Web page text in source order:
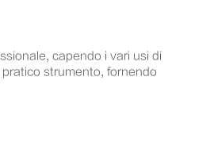
capendo i vari usi di
strumento, fornendo